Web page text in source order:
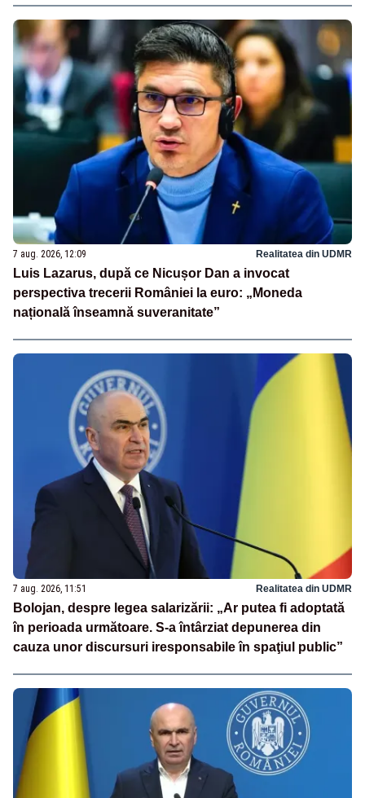
7 aug. 2026, 12:09 Realitatea din UDMR
Luis Lazarus, după ce Nicușor Dan a invocat
perspectiva trecerii României la euro: „Moneda
națională înseamnă suveranitate”
7 aug. 2026, 11:51 Realitatea din UDMR
Bolojan, despre legea salarizării: „Ar putea fi adoptată
în perioada următoare. S-a întârziat depunerea din
cauza unor discursuri iresponsabile în spaţiul public”